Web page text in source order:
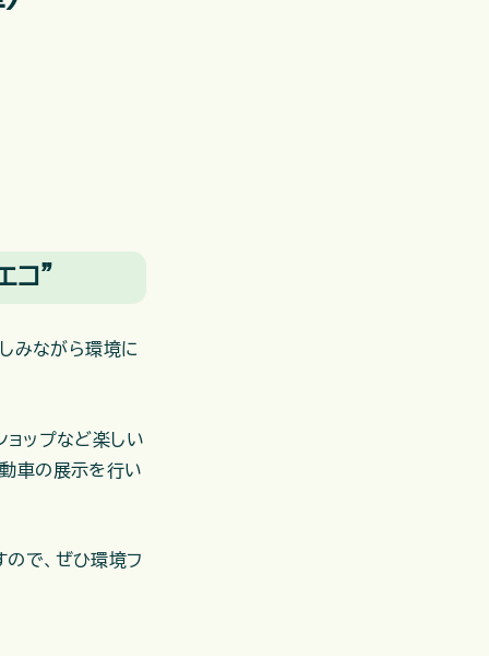
コ”
みながら環境に
ョップなど楽しい
車の展示を行い
で、ぜひ環境フ